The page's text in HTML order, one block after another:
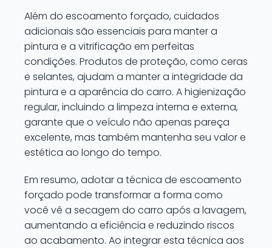
Além do escoamento forçado, cuidados
adicionais são essenciais para manter a
pintura e a vitrificação em perfeitas
condições. Produtos de proteção, como ceras
e selantes, ajudam a manter a integridade da
pintura e a aparência do carro. A higienização
regular, incluindo a limpeza interna e externa,
garante que o veículo não apenas pareça
excelente, mas também mantenha seu valor e
estética ao longo do tempo.
Em resumo, adotar a técnica de escoamento
forçado pode transformar a forma como
você vê a secagem do carro após a lavagem,
aumentando a eficiência e reduzindo riscos
ao acabamento. Ao integrar esta técnica aos